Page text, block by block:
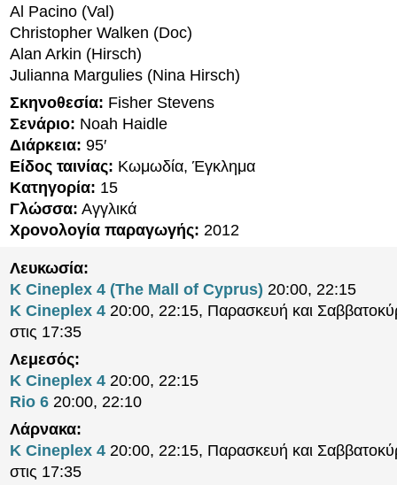
Al Pacino (Val)
Christopher Walken (Doc)
Alan Arkin (Hirsch)
Julianna Margulies (Nina Hirsch)
Σκηνοθεσία: Fisher Stevens
Σενάριο: Noah Haidle
Διάρκεια: 95′
Είδος ταινίας: Κωμωδία, Έγκλημα
Κατηγορία: 15
Γλώσσα: Αγγλικά
Χρονολογία παραγωγής: 2012
Λευκωσία:
K Cineplex 4 (The Mall of Cyprus) 20:00, 22:15
K Cineplex 4 20:00, 22:15, Παρασκευή και
στις 17:35
Λεμεσός:
K Cineplex 4 20:00, 22:15
Rio 6 20:00, 22:10
Λάρνακα:
K Cineplex 4 20:00, 22:15, Παρασκευή και
στις 17:35